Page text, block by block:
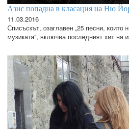
Азис попадна в класация на Ню
11.03.2016
Списъскът, озаглавен „25 песни, които
музиката“, включва последният хит на